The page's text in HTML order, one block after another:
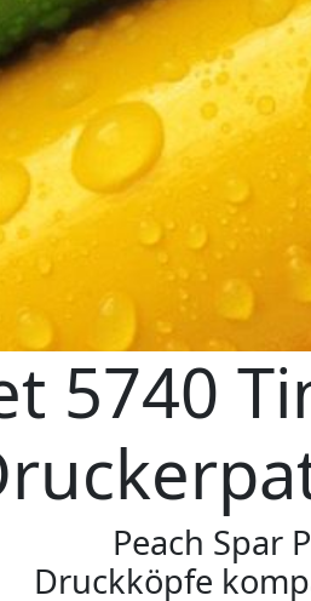
5740
Peach Spar
Druckköpfe